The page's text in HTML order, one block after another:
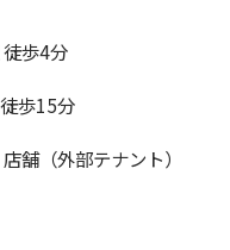
歩4分
歩15分
舗（外部テナント）